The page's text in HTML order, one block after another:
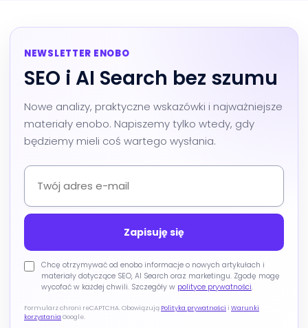
NEWSLETTER ENOBO
SEO i AI Search bez szumu
Nowe analizy, praktyczne wskazówki i najważniejsze
materiały enobo. Napiszemy tylko wtedy, gdy
będziemy mieli coś wartego wysłania.
Chcę otrzymywać od enobo informacje o nowych artykułach i
materiały dotyczące SEO, AI Search oraz marketingu. Zgodę mogę
wycofać w każdej chwili. Szczegóły w polityce prywatności.
Formularz chroni reCAPTCHA. Obowiązują Polityka prywatności i Warunki
korzystania Google.